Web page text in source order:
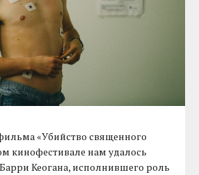
«Убийство священного
кинофестивале нам удалось
Кеогана, исполнившего роль